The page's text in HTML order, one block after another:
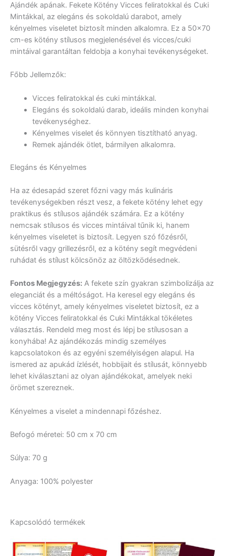
Ajándék apának. Fekete Kötény Vicces feliratokkal és Cuki
Mintákkal, az elegáns és sokoldalú darabot, amely
kényelmes viseletet biztosít minden alkalomra. Ez a 50×70
cm-es kötény stílusos megjelenésével és vicces/cuki
mintáival garantáltan feldobja a konyhai tevékenységeket.
Főbb Jellemzők:
Vicces feliratokkal és cuki mintákkal.
Elegáns és sokoldalú darab, ideális minden konyhai
tevékenységhez.
Kényelmes viselet és könnyen tisztítható anyag.
Remek ajándék ötlet, bármilyen alkalomra.
Elegáns és Kényelmes
Ha az édesapád szeret főzni vagy más kulináris
tevékenységekben részt vesz, a fekete kötény lehet egy
praktikus és stílusos ajándék számára. Ez a kötény
nemcsak stílusos és vicces mintáival tűnik ki, hanem
kényelmes viseletet is biztosít. Legyen szó főzésről,
sütésről vagy grillezésről, ez a kötény segít megvédeni
ruhádat és stílust kölcsönöz az öltözködésednek.
Fontos Megjegyzés: A fekete szín gyakran szimbolizálja az
eleganciát és a méltóságot. Ha keresel egy elegáns és
vicces kötényt, amely kényelmes viseletet biztosít, ez a
kötény Vicces feliratokkal és Cuki Mintákkal tökéletes
választás. Rendeld meg most és lépj be stílusosan a
konyhába! Az ajándékozás mindig személyes
kapcsolatokon és az egyéni személyiségen alapul. Ha
ismered az apukád ízlését, hobbijait és stílusát, könnyebb
lehet kiválasztani az olyan ajándékokat, amelyek neki
örömet szereznek.
Kényelmes a viselet a mindennapi főzéshez.
Befogó méretei: 50 cm x 70 cm
Súlya: 70 g
Anyaga: 100% polyester
Kapcsolódó termékek